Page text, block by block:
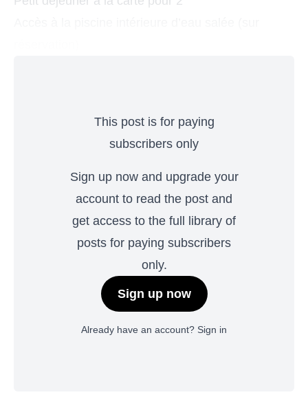
This post is for paying
subscribers only
Sign up now and upgrade your
account to read the post and
get access to the full library of
posts for paying subscribers
only.
Sign up now
Already have an account? Sign in